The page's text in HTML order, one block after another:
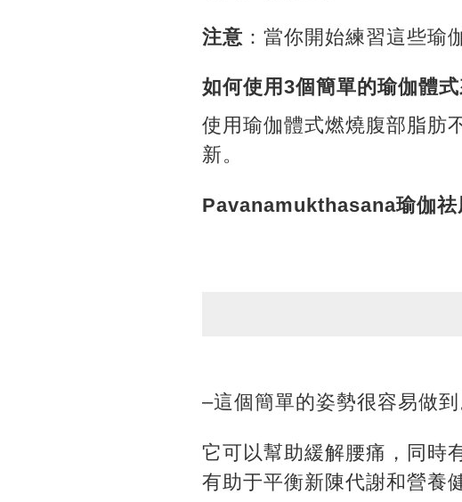
注意 ：當你開始練習這些瑜
如何使用3個簡單的瑜伽體
使用瑜伽體式燃燒腹部脂肪
新。
Pavanamukthasana瑜伽祛
–這個簡單的姿勢很容易做到
它可以幫助緩解腰痛，同時
有助于平衡新陳代謝和營養